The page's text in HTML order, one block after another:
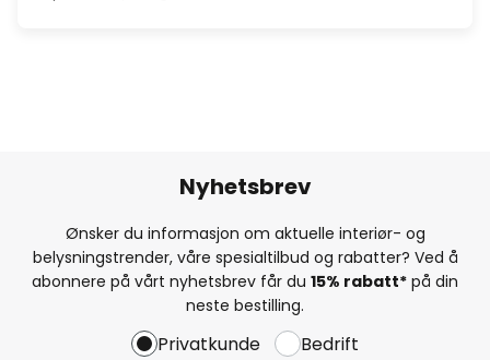
Nyhetsbrev
Ønsker du informasjon om aktuelle interiør- og
belysningstrender, våre spesialtilbud og rabatter? Ved å
abonnere på vårt nyhetsbrev får du 15% rabatt* på din
neste bestilling.
Privatkunde Bedrift